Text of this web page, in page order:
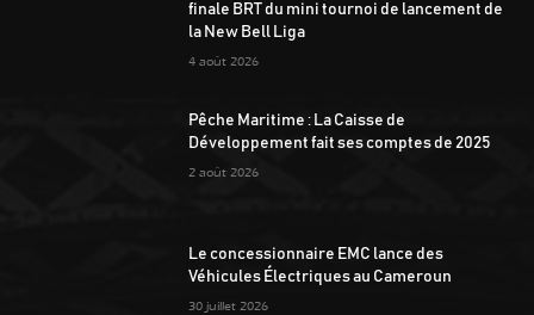
finale BRT du mini tournoi de lancement de
la New Bell Liga
4 août 2026
Pêche Maritime : La Caisse de
Développement fait ses comptes de 2025
2 août 2026
Le concessionnaire EMC lance des
Véhicules Électriques au Cameroun
30 juillet 2026